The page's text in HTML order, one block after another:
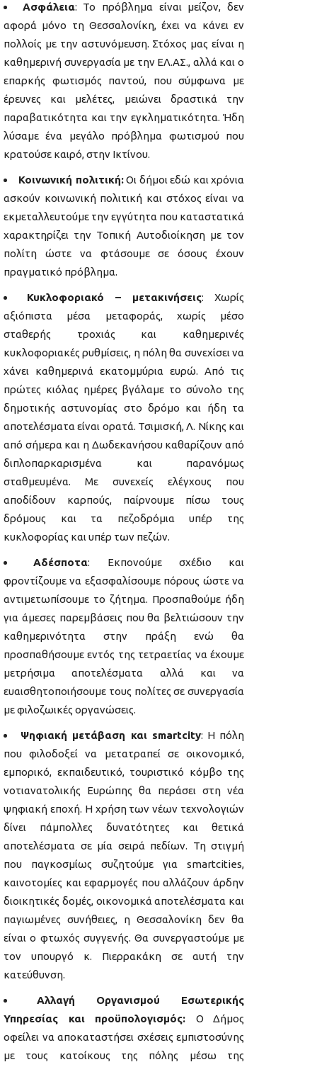
Ασφάλεια: Το πρόβλημα είναι μείζον, δεν
αφορά μόνο τη Θεσσαλονίκη, έχει να κάνει εν
πολλοίς με την αστυνόμευση. Στόχος μας είναι η
καθημερινή συνεργασία με την ΕΛ.ΑΣ., αλλά και ο
επαρκής φωτισμός παντού, που σύμφωνα με
έρευνες και μελέτες, μειώνει δραστικά την
παραβατικότητα και την εγκληματικότητα. Ήδη
λύσαμε ένα μεγάλο πρόβλημα φωτισμού που
κρατούσε καιρό, στην Ικτίνου.
Κοινωνική πολιτική:Οι δήμοι εδώ και χρόνια
ασκούν κοινωνική πολιτική και στόχος είναι να
εκμεταλλευτούμε την εγγύτητα που καταστατικά
χαρακτηρίζει την Τοπική Αυτοδιοίκηση με τον
πολίτη ώστε να φτάσουμε σε όσους έχουν
πραγματικό πρόβλημα.
Κυκλοφοριακό – μετακινήσεις: Χωρίς
αξιόπιστα μέσα μεταφοράς, χωρίς μέσο
σταθερής τροχιάς και καθημερινές
κυκλοφοριακές ρυθμίσεις, η πόλη θα συνεχίσει να
χάνει καθημερινά εκατομμύρια ευρώ. Από τις
πρώτες κιόλας ημέρες βγάλαμε το σύνολο της
δημοτικής αστυνομίας στο δρόμο και ήδη τα
αποτελέσματα είναι ορατά. Τσιμισκή, Λ. Νίκης και
από σήμερα και η Δωδεκανήσου καθαρίζουν από
διπλοπαρκαρισμένα και παρανόμως
σταθμευμένα. Με συνεχείς ελέγχους που
αποδίδουν καρπούς, παίρνουμε πίσω τους
δρόμους και τα πεζοδρόμια υπέρ της
κυκλοφορίας και υπέρ των πεζών.
Αδέσποτα: Εκπονούμε σχέδιο και
φροντίζουμε να εξασφαλίσουμε πόρους ώστε να
αντιμετωπίσουμε το ζήτημα. Προσπαθούμε ήδη
για άμεσες παρεμβάσεις που θα βελτιώσουν την
καθημερινότητα στην πράξη ενώ θα
προσπαθήσουμε εντός της τετραετίας να έχουμε
μετρήσιμα αποτελέσματα αλλά και να
ευαισθητοποιήσουμε τους πολίτες σε συνεργασία
με φιλοζωικές οργανώσεις.
Ψηφιακή μετάβαση και smartcity: Η πόλη
που φιλοδοξεί να μετατραπεί σε οικονομικό,
εμπορικό, εκπαιδευτικό, τουριστικό κόμβο της
νοτιανατολικής Ευρώπης θα περάσει στη νέα
ψηφιακή εποχή. Η χρήση των νέων τεχνολογιών
δίνει πάμπολλες δυνατότητες και θετικά
αποτελέσματα σε μία σειρά πεδίων. Τη στιγμή
που παγκοσμίως συζητούμε για smartcities,
καινοτομίες και εφαρμογές που αλλάζουν άρδην
διοικητικές δομές, οικονομικά αποτελέσματα και
παγιωμένες συνήθειες, η Θεσσαλονίκη δεν θα
είναι ο φτωχός συγγενής. Θα συνεργαστούμε με
τον υπουργό κ. Πιερρακάκη σε αυτή την
κατεύθυνση.
Αλλαγή Οργανισμού Εσωτερικής
Υπηρεσίας και προϋπολογισμός: Ο Δήμος
οφείλει να αποκαταστήσει σχέσεις εμπιστοσύνης
με τους κατοίκους της πόλης μέσω της